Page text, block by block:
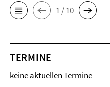
1 / 10
TERMINE
keine aktuellen Termine